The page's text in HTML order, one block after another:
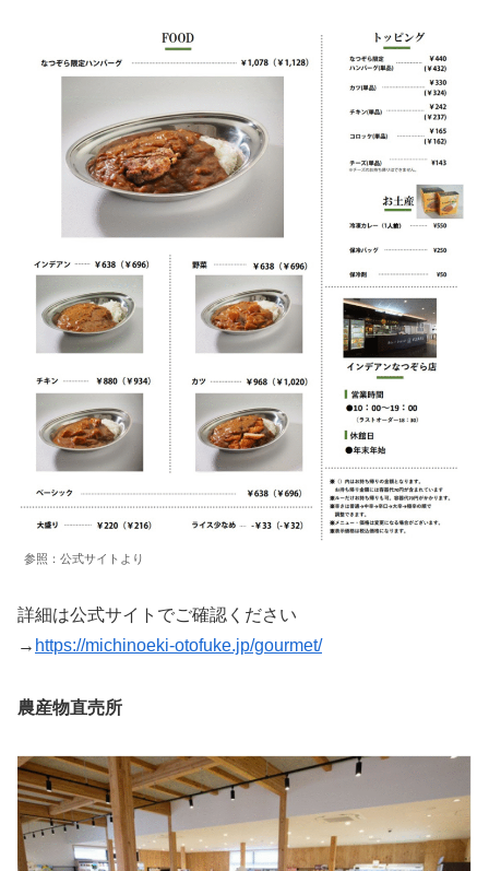
参照：公式サイトより
詳細は公式サイトでご確認ください
→ https://michinoeki-otofuke.jp/gourmet/
農産物直売所